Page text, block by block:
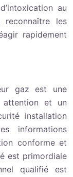
au
reconnaître les
rapidement
gaz est une
attention et un
installation
informations
conforme et
est primordiale
qualifié est